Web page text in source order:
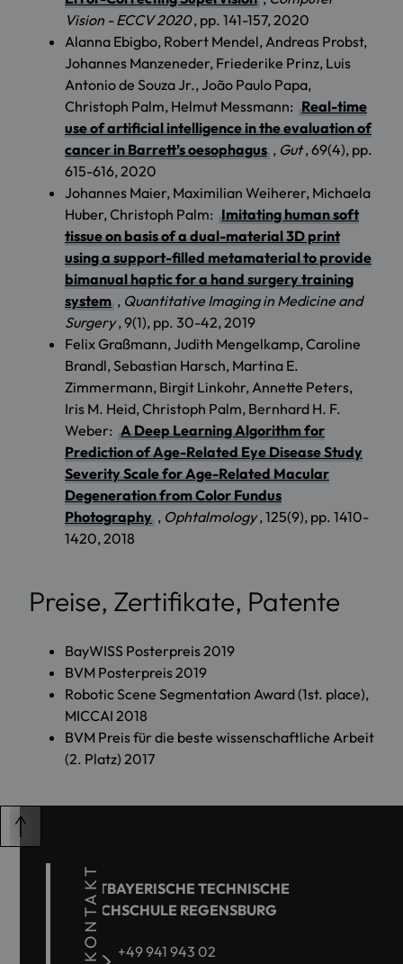
Vision - ECCV 2020, pp. 141-157, 2020
Alanna Ebigbo, Robert Mendel, Andreas Probst,
Johannes Manzeneder, Friederike Prinz, Luis
Antonio de Souza Jr., João Paulo Papa,
Christoph Palm, Helmut Messmann: Real-time
use of artificial intelligence in the evaluation of
cancer in Barrett’s oesophagus , Gut, 69(4), pp.
615-616, 2020
Johannes Maier, Maximilian Weiherer, Michaela
Huber, Christoph Palm: Imitating human soft
tissue on basis of a dual-material 3D print
using a support-filled metamaterial to provide
bimanual haptic for a hand surgery training
system , Quantitative Imaging in Medicine and
Surgery, 9(1), pp. 30-42, 2019
Felix Graßmann, Judith Mengelkamp, Caroline
Brandl, Sebastian Harsch, Martina E.
Zimmermann, Birgit Linkohr, Annette Peters,
Iris M. Heid, Christoph Palm, Bernhard H. F.
Weber: A Deep Learning Algorithm for
Prediction of Age-Related Eye Disease Study
Severity Scale for Age-Related Macular
Degeneration from Color Fundus
Photography , Ophtalmology, 125(9), pp. 1410-
1420, 2018
Preise, Zertifikate, Patente
BayWISS Posterpreis 2019
BVM Posterpreis 2019
Robotic Scene Segmentation Award (1st. place),
MICCAI 2018
BVM Preis für die beste wissenschaftliche Arbeit
(2. Platz) 2017
KONTAKT
OSTBAYERISCHE TECHNISCHE
HOCHSCHULE REGENSBURG
+49 941 943 02